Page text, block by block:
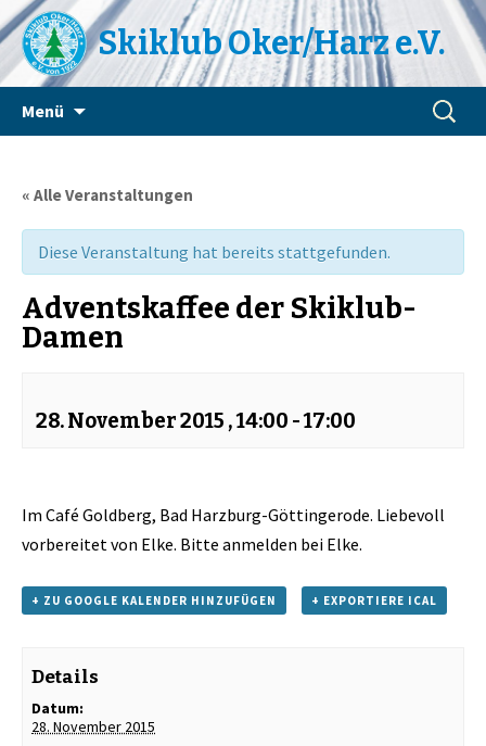
Skiklub Oker/Harz e.V.
Menü
Suchen
nach:
« Alle Veranstaltungen
Diese Veranstaltung hat bereits stattgefunden.
Adventskaffee der Skiklub-
Damen
28. November 2015 , 14:00 -17:00
Im Café Goldberg, Bad Harzburg-Göttingerode. Liebevoll
vorbereitet von Elke. Bitte anmelden bei Elke.
+ ZU GOOGLE KALENDER HINZUFÜGEN + EXPORTIERE ICAL
Details
Datum:
28. November 2015